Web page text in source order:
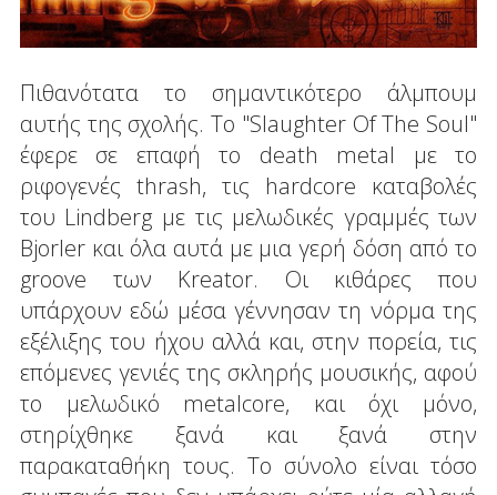
Πιθανότατα το σημαντικότερο άλμπουμ
αυτής της σχολής. Το "Slaughter Of The Soul"
έφερε σε επαφή το death metal με το
ριφογενές thrash, τις hardcore καταβολές
του Lindberg με τις μελωδικές γραμμές των
Bjorler και όλα αυτά με μια γερή δόση από το
groove των Kreator. Οι κιθάρες που
υπάρχουν εδώ μέσα γέννησαν τη νόρμα της
εξέλιξης του ήχου αλλά και, στην πορεία, τις
επόμενες γενιές της σκληρής μουσικής, αφού
το μελωδικό metalcore, και όχι μόνο,
στηρίχθηκε ξανά και ξανά στην
παρακαταθήκη τους. Το σύνολο είναι τόσο